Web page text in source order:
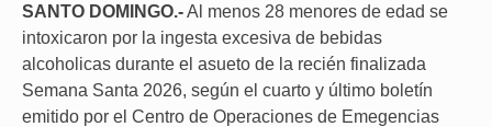
SANTO DOMINGO.-Al menos 28 menores de edad se
intoxicaron por la ingesta excesiva de bebidas
alcoholicas durante el asueto de la recién finalizada
Semana Santa 2026, según el cuarto y último boletín
emitido por el Centro de Operaciones de Emegencias